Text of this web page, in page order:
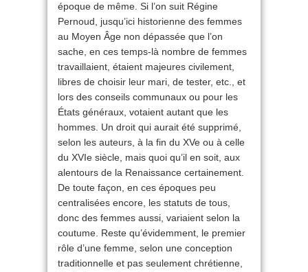
époque de même. Si l’on suit Régine
Pernoud, jusqu’ici historienne des femmes
au Moyen Âge non dépassée que l’on
sache, en ces temps-là nombre de femmes
travaillaient, étaient majeures civilement,
libres de choisir leur mari, de tester, etc., et
lors des conseils communaux ou pour les
États généraux, votaient autant que les
hommes. Un droit qui aurait été supprimé,
selon les auteurs, à la fin du XVe ou à celle
du XVIe siècle, mais quoi qu’il en soit, aux
alentours de la Renaissance certainement.
De toute façon, en ces époques peu
centralisées encore, les statuts de tous,
donc des femmes aussi, variaient selon la
coutume. Reste qu’évidemment, le premier
rôle d’une femme, selon une conception
traditionnelle et pas seulement chrétienne,